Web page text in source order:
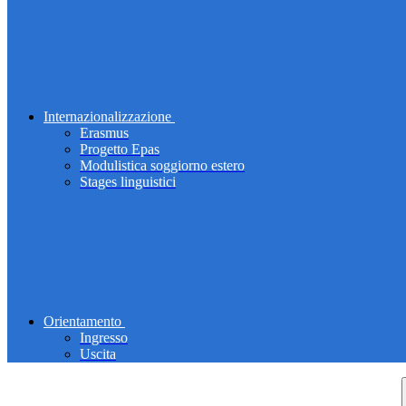
Internazionalizzazione
Erasmus
Progetto Epas
Modulistica soggiorno estero
Stages linguistici
Orientamento
Ingresso
Uscita